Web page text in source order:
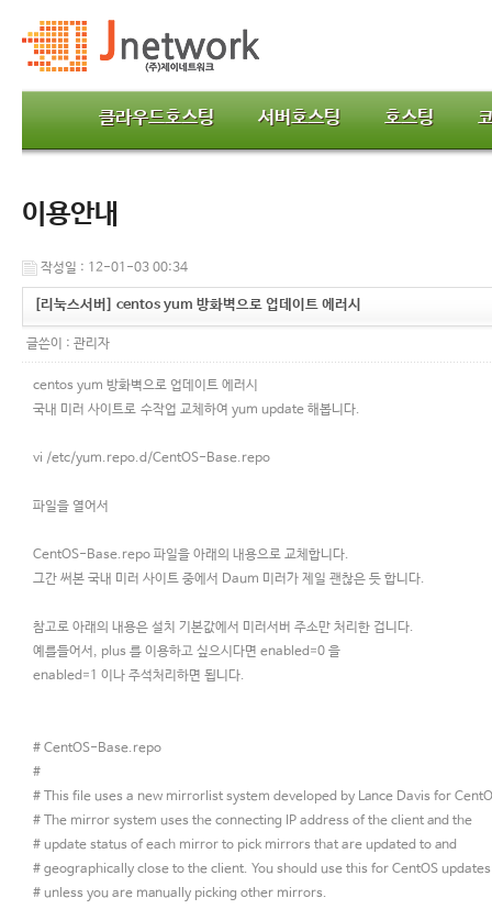
클라우드호스팅 서버호스팅 호스팅
이용안내
작성일 : 12-01-03 00:34
[리눅스서버] centos yum 방화벽으로 업데이트 에러시
글쓴이 : 관리자
centos yum 방화벽으로 업데이트 에러시
국내 미러 사이트로 수작업 교체하여 yum update 해봅니다.
vi /etc/yum.repo.d/CentOS-Base.repo
파일을 열어서
CentOS-Base.repo 파일을 아래의 내용으로 교체합니다.
그간 써본 국내 미러 사이트 중에서 Daum 미러가 제일 괜찮은 듯 합니다.
참고로 아래의 내용은 설치 기본값에서 미러서버 주소만 처리한 겁니다.
예를들어서, plus 를 이용하고 싶으시다면 enabled=0 을
enabled=1 이나 주석처리하면 됩니다.
# CentOS-Base.repo
#
# This file uses a new mirrorlist system developed by Lance Davis for
# The mirror system uses the connecting IP address of the client and the
# update status of each mirror to pick mirrors that are updated to and
# geographically close to the client. You should use this for CentOS updates
# unless you are manually picking other mirrors.